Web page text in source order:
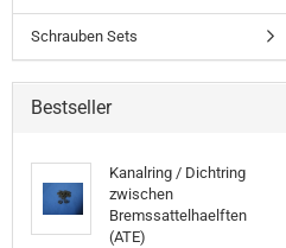
Schrauben Sets
Bestseller
Kanalring / Dichtring
zwischen
Bremssattelhaelften
(ATE)